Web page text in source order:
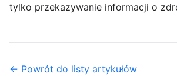
tylko przekazywanie informacji o
← Powrót do listy artykułów